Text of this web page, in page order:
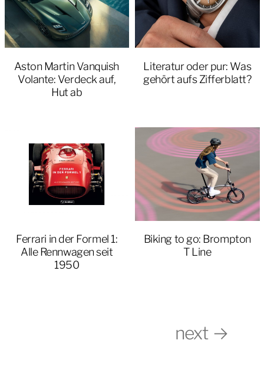
Aston Martin Vanquish
Volante: Verdeck auf,
Hut ab
Literatur oder pur: Was
gehört aufs Zifferblatt?
Ferrari in der Formel 1:
Alle Rennwagen seit
1950
Biking to go: Brompton
T Line
next →